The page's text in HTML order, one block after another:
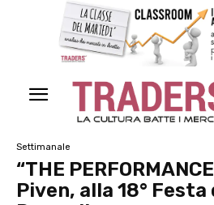
Settimanale
“THE
Piven, alla 18° Festa